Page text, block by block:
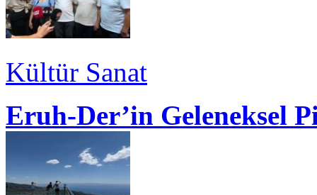
Kültür Sanat
Eruh-Der’in Geleneksel